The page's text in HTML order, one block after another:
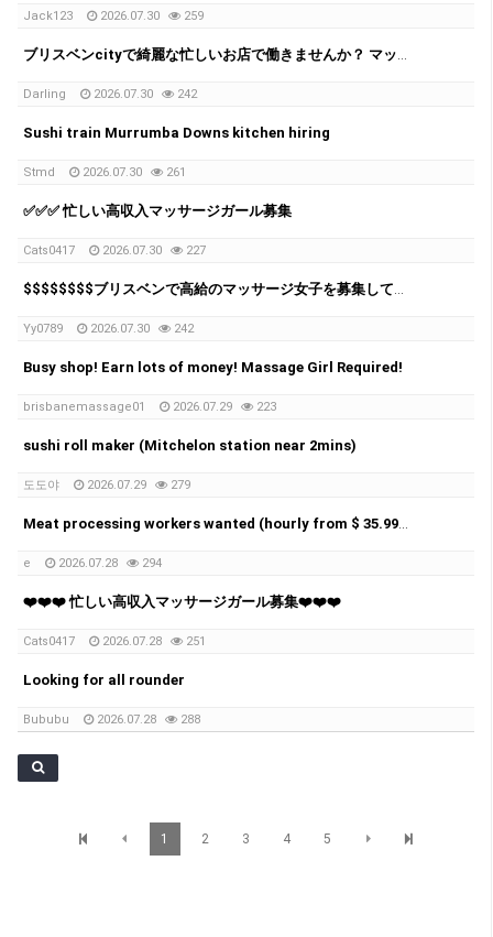
Jack123 2026.07.30 259
ブリスベンcityで綺麗な忙しいお店で働きませんか？ マッサージ店では1日 $1000-$2000 + per day
Darling 2026.07.30 242
Sushi train Murrumba Downs kitchen hiring
Stmd 2026.07.30 261
✅✅✅ 忙しい高収入マッサージガール募集
Cats0417 2026.07.30 227
$$$$$$$$ブリスベンで高給のマッサージ女子を募集しています！ $$$$$$$$
Yy0789 2026.07.30 242
Busy shop! Earn lots of money! Massage Girl Required!
brisbanemassage01 2026.07.29 223
sushi roll maker (Mitchelon station near 2mins)
도도야 2026.07.29 279
Meat processing workers wanted (hourly from $ 35.99 to 38.50)
e 2026.07.28 294
❤️❤️❤️ 忙しい高収入マッサージガール募集❤️❤️❤️
Cats0417 2026.07.28 251
Looking for all rounder
Bububu 2026.07.28 288
1 2 3 4 5